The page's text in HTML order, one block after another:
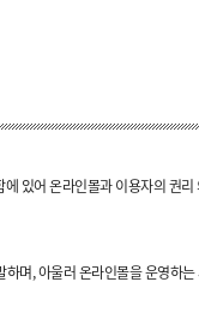
있어 온라인몰과 이용자의 권
며, 아울러 온라인몰을 운영하